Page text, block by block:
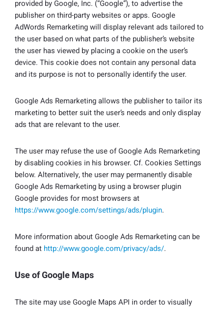
provided by Google, Inc. (“Google”), to advertise the
publisher on third-party websites or apps. Google
AdWords Remarketing will display relevant ads tailored to
the user based on what parts of the publisher’s website
the user has viewed by placing a cookie on the user’s
device. This cookie does not contain any personal data
and its purpose is not to personally identify the user.
Google Ads Remarketing allows the publisher to tailor its
marketing to better suit the user’s needs and only display
ads that are relevant to the user.
The user may refuse the use of Google Ads Remarketing
by disabling cookies in his browser. Cf. Cookies Settings
below. Alternatively, the user may permanently disable
Google Ads Remarketing by using a browser plugin
Google provides for most browsers at
https://www.google.com/settings/ads/plugin.
More information about Google Ads Remarketing can be
found at http://www.google.com/privacy/ads/.
Use of Google Maps
The site may use Google Maps API in order to visually